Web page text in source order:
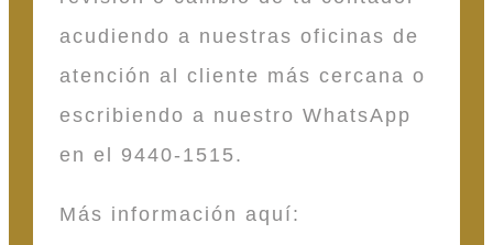
acudiendo a nuestras oficinas de
atención al cliente más cercana o
escribiendo a nuestro WhatsApp
en el 9440-1515.
Más información aquí: